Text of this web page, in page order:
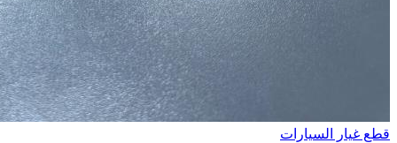
قطع غيار السيارات